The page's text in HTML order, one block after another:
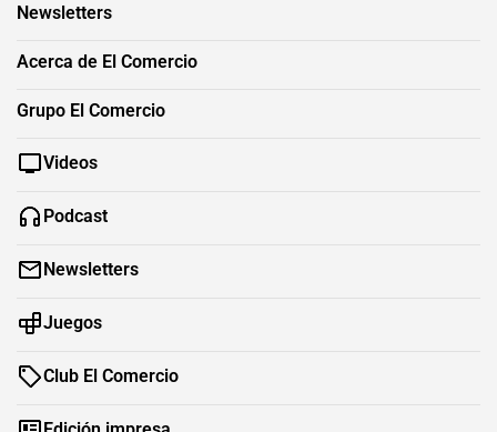
Newsletters
Acerca de El Comercio
Grupo El Comercio
Videos
Podcast
Newsletters
Juegos
Club El Comercio